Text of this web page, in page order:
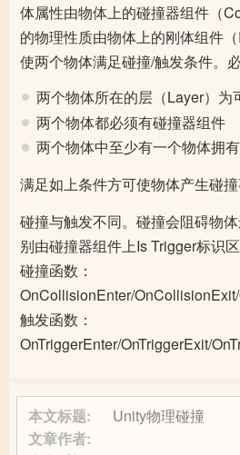
体属性由物体上的碰撞器组件（
的物理性质由物体上的刚体组件
使两个物体满足碰撞/触发条件。
两个物体所在的层（Layer）为
两个物体都必须有碰撞器组件
两个物体中至少有一个物体拥
满足如上条件方可使物体产生碰
碰撞与触发不同。碰撞会阻碍物
别由碰撞器组件上Is Trigger标识
碰撞函数：
OnCollisionEnter/
触发函数：
OnTriggerEnter/OnTriggerExit/
本文标题:
Unity物理碰撞
文章作者: